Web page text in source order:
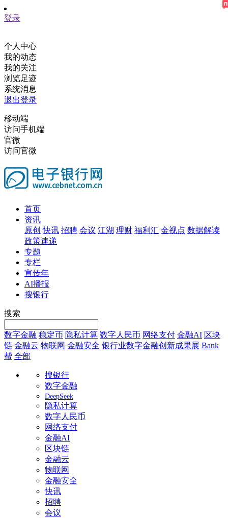
登录
个人中心
我的动态
我的关注
浏览足迹
系统消息
退出登录
移动端
访问手机端
官微
访问官微
首页
资讯
原创 快讯 招聘 会议 江湖 理财 福利汇 金视点 数据解读
政策速递
专题
专栏
宣传年
AI播报
搜银行
搜索
数字金融 稳定币 隐私计算 数字人民币 网络支付 金融AI 区块
链 金融云 物联网 金融安全 银行业数字金融创新成果展 Bank
帮 全部
搜银行
数字金融
DeepSeek
隐私计算
数字人民币
网络支付
金融AI
区块链
金融云
物联网
金融安全
快讯
招聘
会议